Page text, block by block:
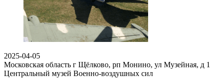
2025-04-05
Московская область г Щёлково, рп Монино, ул Музейная, д 1
Центральный музей Военно-воздушных сил